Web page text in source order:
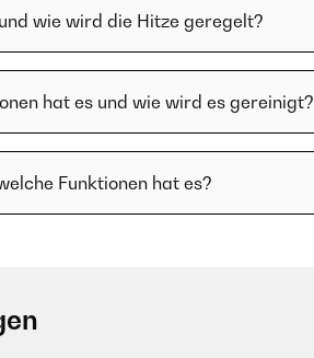
wie wird die Hitze geregelt?
hat es und wie wird es gereinigt?
Funktionen hat es?